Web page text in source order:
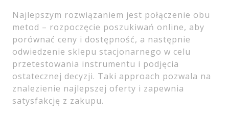
Najlepszym rozwiązaniem jest połączenie obu
metod – rozpoczęcie poszukiwań online, aby
porównać ceny i dostępność, a następnie
odwiedzenie sklepu stacjonarnego w celu
przetestowania instrumentu i podjęcia
ostatecznej decyzji. Taki approach pozwala na
znalezienie najlepszej oferty i zapewnia
satysfakcję z zakupu.